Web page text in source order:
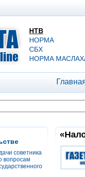
НТВ
НОРМА
СБХ
НОРМА
советника
вопросам